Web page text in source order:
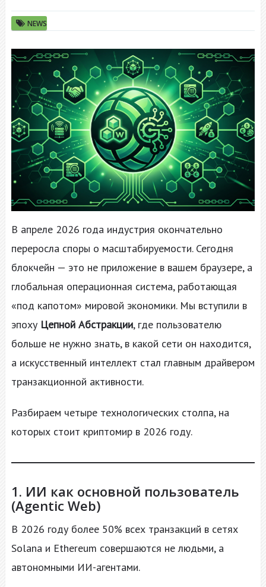
NEWS
В апреле 2026 года индустрия окончательно
переросла споры о масштабируемости. Сегодня
блокчейн — это не приложение в вашем браузере, а
глобальная операционная система, работающая
«под капотом» мировой экономики. Мы вступили в
эпоху Цепной Абстракции, где пользователю
больше не нужно знать, в какой сети он находится,
а искусственный интеллект стал главным драйвером
транзакционной активности.
Разбираем четыре технологических столпа, на
которых стоит криптомир в 2026 году.
1. ИИ как основной пользователь
(Agentic Web)
В 2026 году более 50% всех транзакций в сетях
Solana и Ethereum совершаются не людьми, а
автономными ИИ-агентами.